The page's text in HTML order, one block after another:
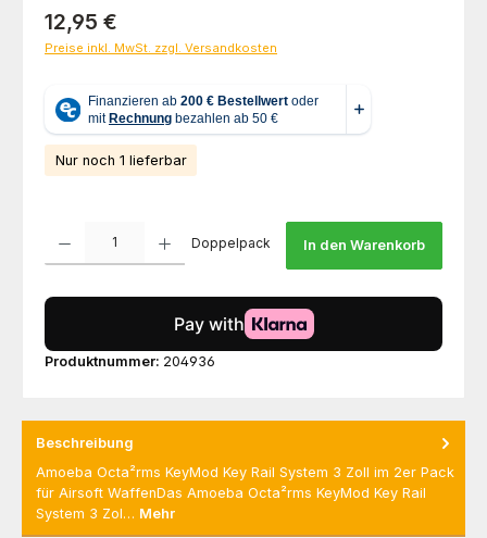
Regulärer Preis:
12,95 €
Preise inkl. MwSt. zzgl. Versandkosten
Nur noch 1 lieferbar
Doppelpack In den Warenkorb
Produktnummer: 204936
Beschreibung
Amoeba Octa²rms KeyMod Key Rail System 3 Zoll im 2er Pack
für Airsoft WaffenDas Amoeba Octa²rms KeyMod Key Rail
System 3 Zol… Mehr